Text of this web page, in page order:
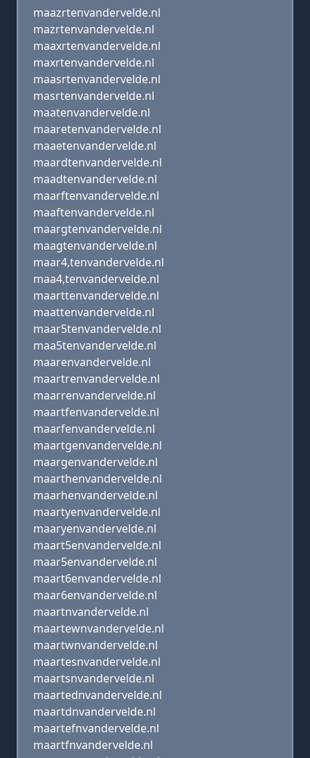
maazrtenvandervelde.nl
mazrtenvandervelde.nl
maaxrtenvandervelde.nl
maxrtenvandervelde.nl
maasrtenvandervelde.nl
masrtenvandervelde.nl
maatenvandervelde.nl
maaretenvandervelde.nl
maaetenvandervelde.nl
maardtenvandervelde.nl
maadtenvandervelde.nl
maarftenvandervelde.nl
maaftenvandervelde.nl
maargtenvandervelde.nl
maagtenvandervelde.nl
maar4,tenvandervelde.nl
maa4,tenvandervelde.nl
maarttenvandervelde.nl
maattenvandervelde.nl
maar5tenvandervelde.nl
maa5tenvandervelde.nl
maarenvandervelde.nl
maartrenvandervelde.nl
maarrenvandervelde.nl
maartfenvandervelde.nl
maarfenvandervelde.nl
maartgenvandervelde.nl
maargenvandervelde.nl
maarthenvandervelde.nl
maarhenvandervelde.nl
maartyenvandervelde.nl
maaryenvandervelde.nl
maart5envandervelde.nl
maar5envandervelde.nl
maart6envandervelde.nl
maar6envandervelde.nl
maartnvandervelde.nl
maartewnvandervelde.nl
maartwnvandervelde.nl
maartesnvandervelde.nl
maartsnvandervelde.nl
maartednvandervelde.nl
maartdnvandervelde.nl
maartefnvandervelde.nl
maartfnvandervelde.nl